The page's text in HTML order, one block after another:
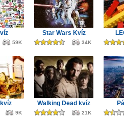
59K
Star Wars Kvíz
34K
9K
Walking Dead kvíz
21K